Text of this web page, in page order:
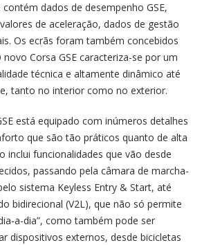
dados de desempenho GSE,
de aceleração, dados de gestão
Os ecrãs foram também concebidos
novo Corsa GSE caracteriza-se por um
técnica e altamente dinâmico até
tanto no interior como no exterior.
está equipado com inúmeros detalhes
que são tão práticos quanto de alta
inclui funcionalidades que vão desde
passando pela câmara de marcha-
sistema Keyless Entry & Start, até
bidirecional (V2L), que não só permite
a-dia”, como também pode ser
dispositivos externos, desde bicicletas